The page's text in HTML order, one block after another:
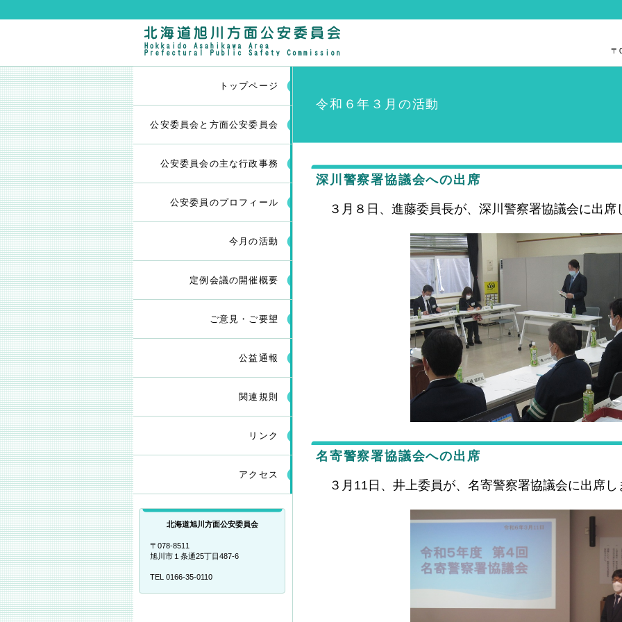
〒
令和６年３月の活動
深川警察署協議会への出席
３月８日、進藤委員長が、深川警察署協議会に出席
名寄警察署協議会への出席
３月11日、井上委員が、名寄警察署協議会に出席し
トップページ
公安委員会と方面公安委員会
公安委員会の主な行政事務
公安委員のプロフィール
今月の活動
定例会議の開催概要
ご意見・ご要望
公益通報
関連規則
リンク
アクセス
北海道旭川方面公安委員会
〒078-8511
旭川市１条通25丁目487-6
TEL 0166-35-0110